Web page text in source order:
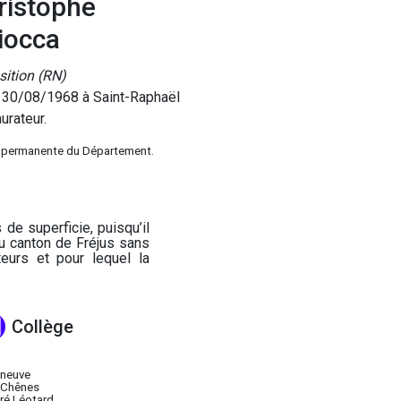
(RN)
08/1968 à Saint-Raphaël
du Département.
superficie, puisqu’il
canton de Fréjus sans
et pour lequel la
Collège